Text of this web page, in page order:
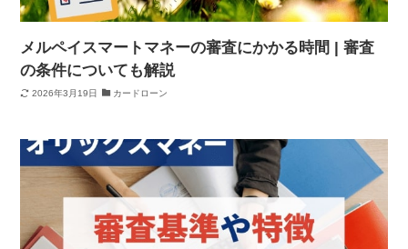
メルペイスマートマネーの審査にかかる時間 | 審査
の条件についても解説
2026年3月19日 カードローン